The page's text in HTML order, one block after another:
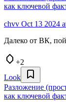
как ключевой
chvv Oct 13 2024
Далеко от ВК,
+2
Look
Разложение
как ключевой